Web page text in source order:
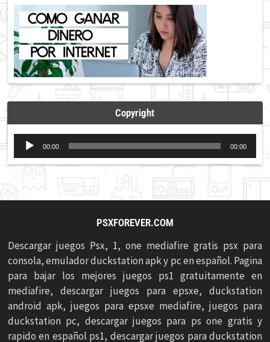
Copyright
Reproductor
de
audio
00:00 00:00
PSXFOREVER.COM
Descargar juegos Psx, 1, one mediafire gratis psx para
consola, emulador duckstation apk y pc en español. Pagina
para bajar los mejores juegos ps1 gratuitamente en
mediafire, descargar juegos para epsxe, duckstation
android apk, juegos para epsxe mediafire, juegos para
duckstation pc, descargar juegos para ps one gratis y
rapido en español ps1, descargar juegos para duckstation